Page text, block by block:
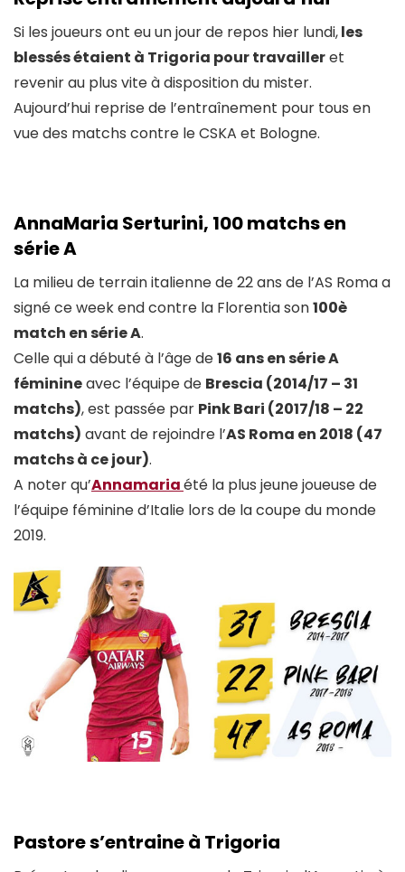
Si les joueurs ont eu un jour de repos hier lundi,les
blessés étaient à Trigoria pour travailleret
revenir au plus vite à disposition du mister.
Aujourd’hui reprise de l’entraînement pour tous en
vue des matchs contre le CSKA et Bologne.
AnnaMaria Serturini, 100 matchs en
série A
La milieu de terrain italienne de 22 ans de l’AS Roma a
signé ce week end contre la Florentia son100è
match en série A.
Celle qui a débuté à l’âge de16 ans en série A
féminineavec l’équipe de Brescia (2014/17 – 31
matchs), est passée par Pink Bari (2017/18 – 22
matchs) avant de rejoindre l’AS Roma en 2018 (47
matchs à ce jour).
A noter qu’Annamariaété la plus jeune joueuse de
l’équipe féminine d’Italie lors de la coupe du monde
2019.
Pastore s’entraine à Trigoria